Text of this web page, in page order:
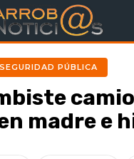
SEGURIDAD PÚBLICA
madre e